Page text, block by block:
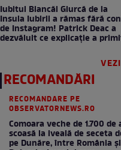
Iubitul Biancăi Giurcă de la
Insula Iubirii a rămas fără
de Instagram! Patrick Deac a
dezvăluit ce explicație a
RECOMANDĂRI
RECOMANDARE PE
OBSERVATORNEWS.RO
Comoara veche de 1.700 de
scoasă la iveală de seceta
pe Dunăre, între România şi